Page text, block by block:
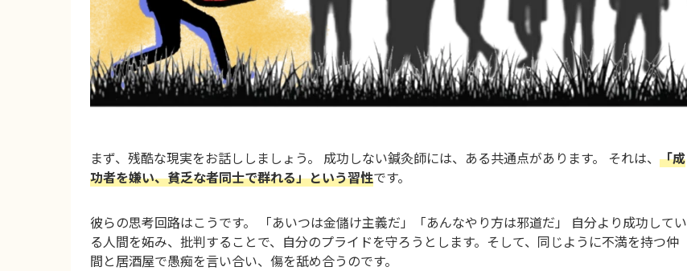
まず、残酷な現実をお話ししましょう。 成功しない鍼灸師には、ある共通点があります。 それは、 「成
功者を嫌い、貧乏な者同士で群れる」という習性です。
彼らの思考回路はこうです。 「あいつは金儲け主義だ」「あんなやり方は邪道だ」 自分より成功してい
る人間を妬み、批判することで、自分のプライドを守ろうとします。そして、同じように不満を持つ仲
間と居酒屋で愚痴を言い合い、傷を舐め合うのです。